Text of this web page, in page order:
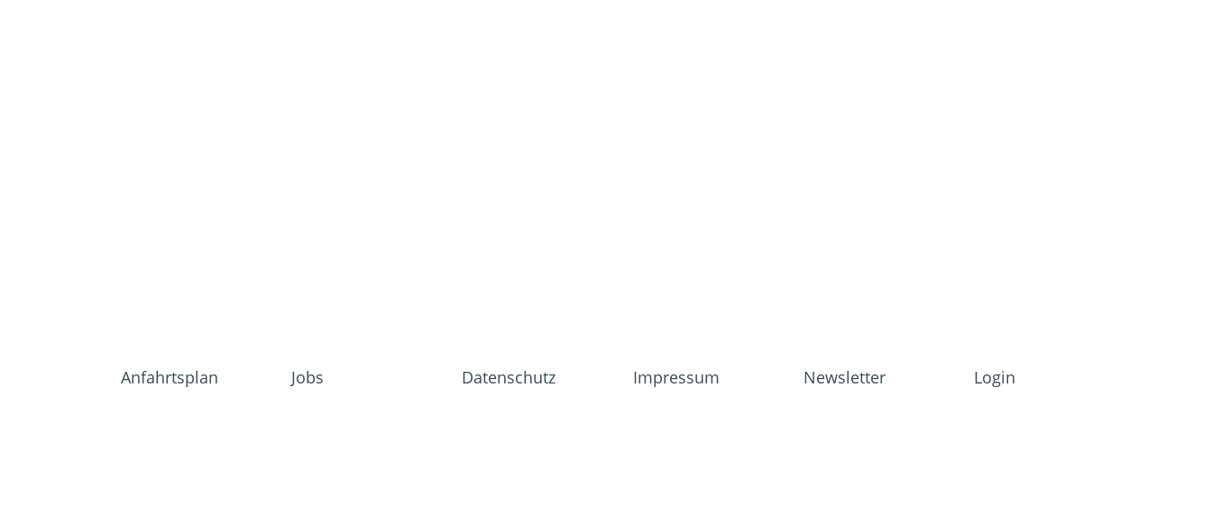
Anfahrtsplan Jobs Datenschutz Impressum Newsletter Login